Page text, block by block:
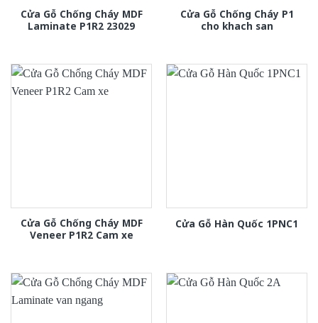
Cửa Gỗ Chống Cháy MDF
Laminate P1R2 23029
Cửa Gỗ Chống Cháy P1
cho khach san
Cửa Gỗ Chống Cháy MDF
Veneer P1R2 Cam xe
Cửa Gỗ Hàn Quốc 1PNC1